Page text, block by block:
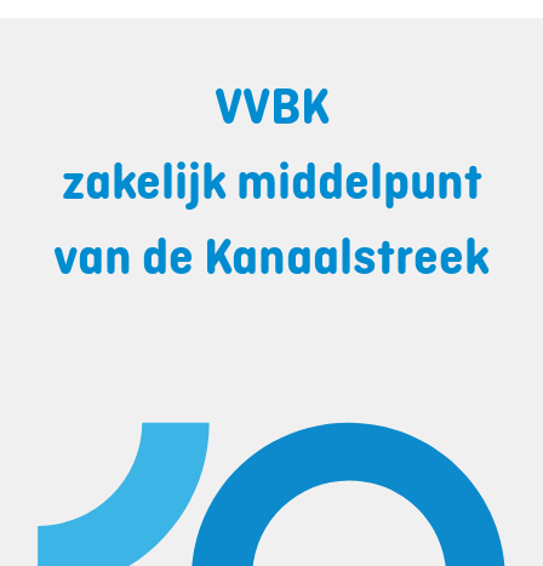
VVBK
zakelijk middelpunt
van de Kanaalstreek